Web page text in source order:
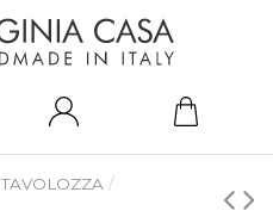
TAVOLOZZA